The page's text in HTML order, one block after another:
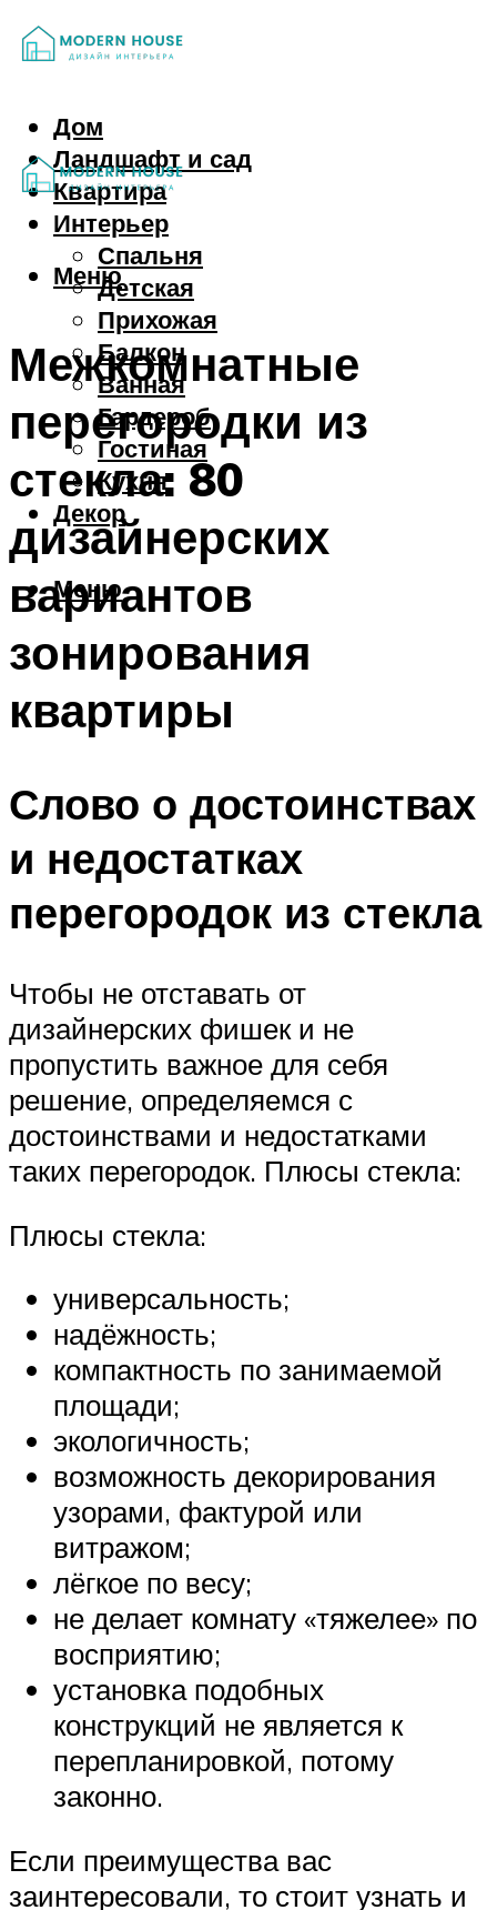
Дом
Ландшафт и сад
Квартира
Интерьер
Спальня
Детская
Прихожая
Балкон
Ванная
Гардероб
Гостиная
Кухня
Декор
Меню
Меню
Межкомнатные
перегородки из
стекла: 80
дизайнерских
вариантов
зонирования
квартиры
Слово о достоинствах
и недостатках
перегородок из стекла
Чтобы не отставать от
дизайнерских фишек и не
пропустить важное для себя
решение, определяемся с
достоинствами и недостатками
таких перегородок. Плюсы стекла:
Плюсы стекла:
универсальность;
надёжность;
компактность по занимаемой
площади;
экологичность;
возможность декорирования
узорами, фактурой или
витражом;
лёгкое по весу;
не делает комнату «тяжелее» по
восприятию;
установка подобных
конструкций не является к
перепланировкой, потому
законно.
Если преимущества вас
заинтересовали, то стоит узнать и